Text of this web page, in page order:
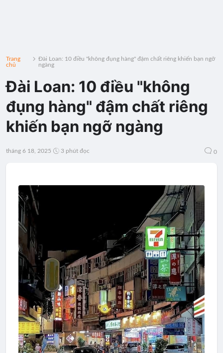
Trang
chủ
Đài Loan: 10 điều "không đụng hàng" đậm chất riêng khiến bạn ngỡ
ngàng
Đài Loan: 10 điều "không
đụng hàng" đậm chất riêng
khiến bạn ngỡ ngàng
tháng 6 18, 2025 3 phút đọc 0